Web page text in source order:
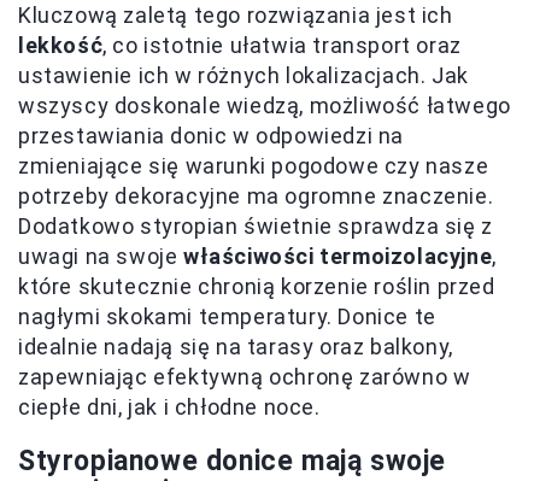
Kluczową zaletą tego rozwiązania jest ich
lekkość, co istotnie ułatwia transport oraz
ustawienie ich w różnych lokalizacjach. Jak
wszyscy doskonale wiedzą, możliwość łatwego
przestawiania donic w odpowiedzi na
zmieniające się warunki pogodowe czy nasze
potrzeby dekoracyjne ma ogromne znaczenie.
Dodatkowo styropian świetnie sprawdza się z
uwagi na swoje właściwości termoizolacyjne,
które skutecznie chronią korzenie roślin przed
nagłymi skokami temperatury. Donice te
idealnie nadają się na tarasy oraz balkony,
zapewniając efektywną ochronę zarówno w
ciepłe dni, jak i chłodne noce.
Styropianowe donice mają swoje